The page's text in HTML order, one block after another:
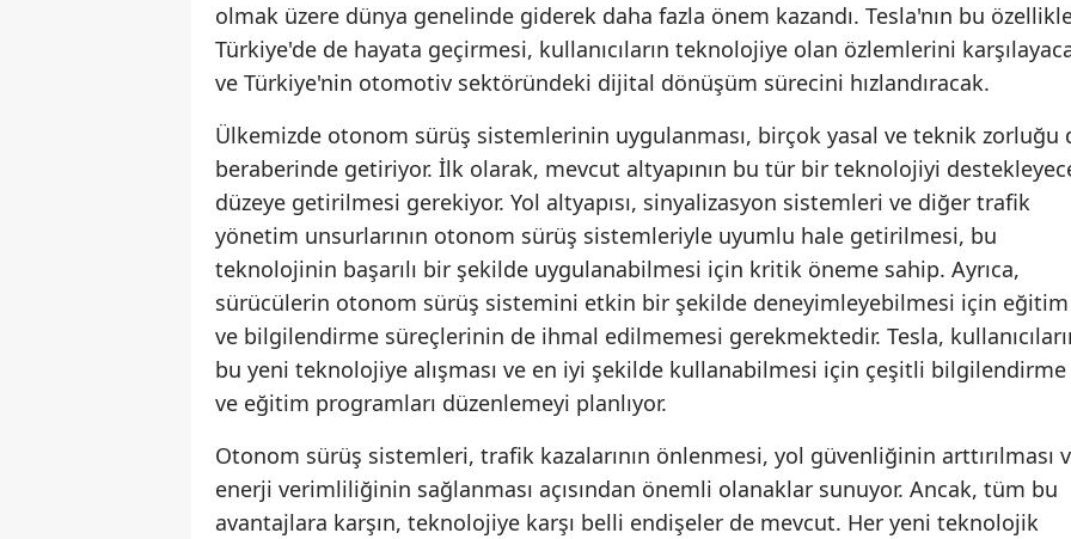
olmak üzere dünya genelinde giderek daha fazla önem kazandı. Tesla'nın bu
Türkiye'de de hayata geçirmesi, kullanıcıların teknolojiye olan özlemlerini
ve Türkiye'nin otomotiv sektöründeki dijital dönüşüm sürecini hızlandıracak.
Ülkemizde otonom sürüş sistemlerinin uygulanması, birçok yasal ve teknik zorluğu
beraberinde getiriyor. İlk olarak, mevcut altyapının bu tür bir teknolojiyi
düzeye getirilmesi gerekiyor. Yol altyapısı, sinyalizasyon sistemleri ve diğer trafik
yönetim unsurlarının otonom sürüş sistemleriyle uyumlu hale getirilmesi, bu
teknolojinin başarılı bir şekilde uygulanabilmesi için kritik öneme sahip. Ayrıca,
sürücülerin otonom sürüş sistemini etkin bir şekilde deneyimleyebilmesi için eğitim
ve bilgilendirme süreçlerinin de ihmal edilmemesi gerekmektedir. Tesla,
bu yeni teknolojiye alışması ve en iyi şekilde kullanabilmesi için çeşitli bilgilendirme
ve eğitim programları düzenlemeyi planlıyor.
Otonom sürüş sistemleri, trafik kazalarının önlenmesi, yol güvenliğinin arttırılması
enerji verimliliğinin sağlanması açısından önemli olanaklar sunuyor. Ancak, tüm bu
avantajlara karşın, teknolojiye karşı belli endişeler de mevcut. Her yeni teknolojik